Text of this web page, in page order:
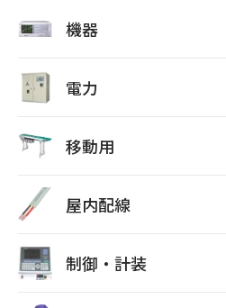
機器
電力
移動用
屋内配線
制御・計装